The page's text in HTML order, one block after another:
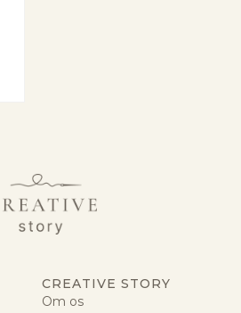
CREATIVE STORY
Om os